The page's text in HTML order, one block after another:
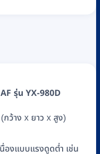
รุ่น YX-980D
ว้าง x ยาว x สูง)
นื่องแบบแรงดูดต่ำ เช่น